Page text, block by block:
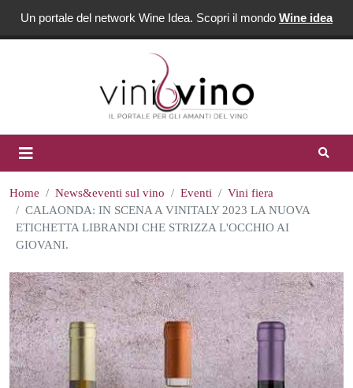
Un portale del network Wine Idea. Scopri il mondo Wine idea
Home News&eventi sul vino Eventi
Vini fiera
CALAONDA: IN SCENA A VINITALY 2023 LA NUOVA
ETICHETTA LIBRANDI CHE STRIZZA L'OCCHIO AI
GIOVANI.